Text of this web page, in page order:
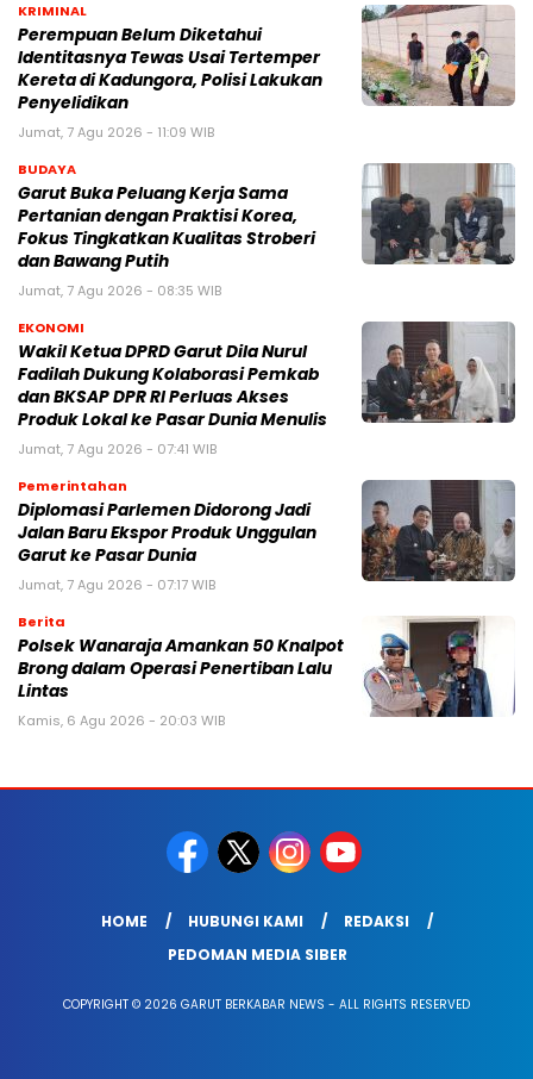
KRIMINAL
Perempuan Belum Diketahui
Identitasnya Tewas Usai Tertemper
Kereta di Kadungora, Polisi Lakukan
Penyelidikan
Jumat, 7 Agu 2026 - 11:09 WIB
BUDAYA
Garut Buka Peluang Kerja Sama
Pertanian dengan Praktisi Korea,
Fokus Tingkatkan Kualitas Stroberi
dan Bawang Putih
Jumat, 7 Agu 2026 - 08:35 WIB
EKONOMI
Wakil Ketua DPRD Garut Dila Nurul
Fadilah Dukung Kolaborasi Pemkab
dan BKSAP DPR RI Perluas Akses
Produk Lokal ke Pasar Dunia Menulis
Jumat, 7 Agu 2026 - 07:41 WIB
Pemerintahan
Diplomasi Parlemen Didorong Jadi
Jalan Baru Ekspor Produk Unggulan
Garut ke Pasar Dunia
Jumat, 7 Agu 2026 - 07:17 WIB
Berita
Polsek Wanaraja Amankan 50 Knalpot
Brong dalam Operasi Penertiban Lalu
Lintas
Kamis, 6 Agu 2026 - 20:03 WIB
HOME HUBUNGI KAMI
REDAKSI
PEDOMAN MEDIA SIBER
COPYRIGHT © 2026 GARUT BERKABAR NEWS - ALL RIGHTS RESERVED